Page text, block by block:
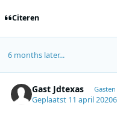
Citeren
6 months later...
Gast Jdtexas Gasten
Geplaatst 11 april 2020